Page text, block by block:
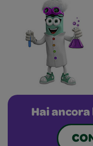
Hai